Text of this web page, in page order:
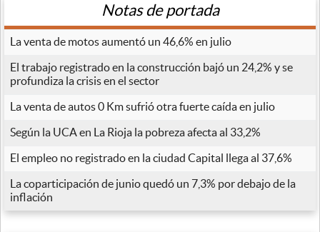
Notas de portada
La venta de motos aumentó un 46,6% en julio
El trabajo registrado en la construcción bajó un 24,2% y se
profundiza la crisis en el sector
La venta de autos 0 Km sufrió otra fuerte caída en julio
Según la UCA en La Rioja la pobreza afecta al 33,2%
El empleo no registrado en la ciudad Capital llega al 37,6%
La coparticipación de junio quedó un 7,3% por debajo de la
inflación